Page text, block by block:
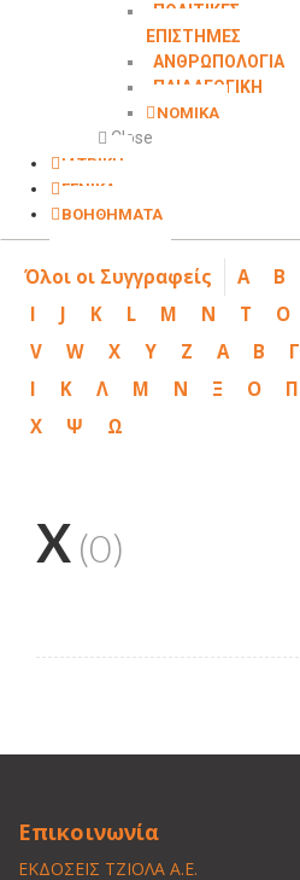
ΠΟΛΙΤΙΚΕΣ
ΕΠΙΣΤΗΜΕΣ
ΑΝΘΡΩΠΟΛΟΓΙΑ
ΠΑΙΔΑΓΩΓΙΚΗ
ΝΟΜΙΚΑ
Close
ΙΑΤΡΙΚΗ
ΓΕΝΙΚΑ
ΒΟΗΘΗΜΑΤΑ
Όλοι οι Συγγραφείς A B
I
J K L M N T O
V
W X Y Z Α Β Γ
Ι
Κ Λ Μ Ν Ξ Ο Π
Χ
Ψ Ω
X (0)
Επικοινωνία
ΕΚΔΟΣΕΙΣ ΤΖΙΟΛΑ Α.Ε.